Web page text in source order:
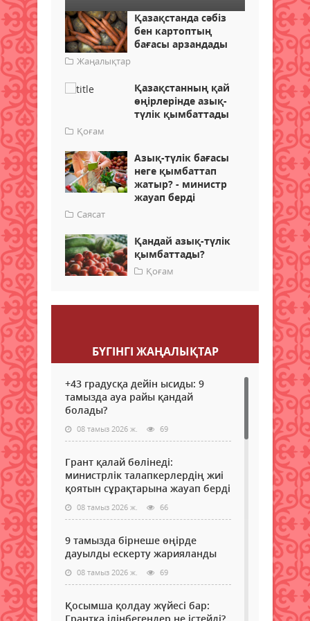
Қазақстанда сәбіз
бен картоптың
бағасы арзандады
Жаңалықтар
Қазақстанның қай
өңірлерінде азық-
түлік қымбаттады
Қоғам
Азық-түлік бағасы
неге қымбаттап
жатыр? - министр
жауап берді
Саясат
Қандай азық-түлік
қымбаттады?
Қоғам
БҮГІНГI ЖАҢАЛЫҚТАР
+43 градусқа дейін ысиды: 9
тамызда ауа райы қандай
болады?
08 тамыз 2026 ж. 69
Грант қалай бөлінеді:
министрлік талапкерлердің жиі
қоятын сұрақтарына жауап берді
08 тамыз 2026 ж. 66
9 тамызда бірнеше өңірде
дауылды ескерту жарияланды
08 тамыз 2026 ж. 69
Қосымша қолдау жүйесі бар: